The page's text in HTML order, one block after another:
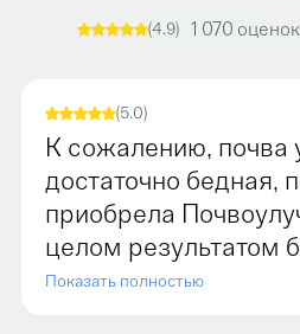
(4.9) 1 070
(5.0)
К сожалению, почва
достаточно бедная,
приобрела
целом результатом
приживаемость
Показать полностью